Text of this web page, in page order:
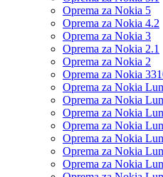
Oprema za Nokia 5
Oprema za Nokia 4.2
Oprema za Nokia 3
Oprema za Nokia 2.1
Oprema za Nokia 2
Oprema za Nokia
Oprema za Nokia
Oprema za Nokia
Oprema za Nokia
Oprema za Nokia
Oprema za Nokia
Oprema za Nokia
Oprema za Nokia